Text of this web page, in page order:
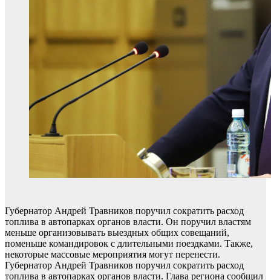
Губернатор Андрей Травников поручил сократить расход
топлива в автопарках органов власти. Он поручил властям
меньше организовывать выездных общих совещаний,
поменьше командировок с длительными поездками. Также,
некоторые массовые мероприятия могут перенести.
Губернатор Андрей Травников поручил сократить расход
топлива в автопарках органов власти. Глава региона сообщил